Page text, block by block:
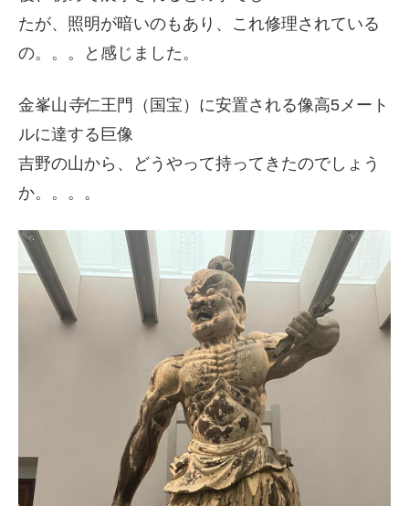
たが、照明が暗いのもあり、これ修理されている
の。。。と感じました。
金峯山 寺仁王門（国宝）に安置される像高5メート
ルに達する巨像
吉野の山から、どうやって持ってきたのでしょう
か。。。。